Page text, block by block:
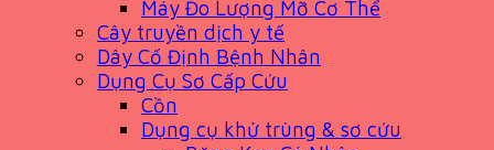
Máy Đo Lượng Mỡ Cơ Thể
Cây truyền dịch y tế
Dây Cố Định Bệnh Nhân
Dụng Cụ Sơ Cấp Cứu
Cồn
Dụng cụ khử trùng & sơ cứu